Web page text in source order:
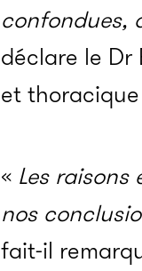
confondues,
déclare le Dr
et
« Les
nos
fait-il